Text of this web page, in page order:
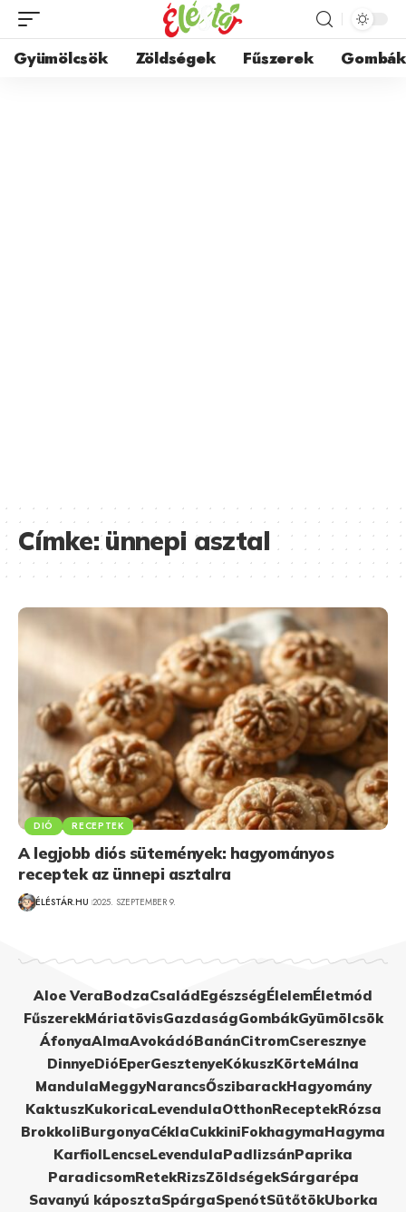
Gyümölcsök Zöldségek Fűszerek Gombák
Címke:ünnepi asztal
DIÓ RECEPTEK
A legjobb diós sütemények: hagyományos
receptek az ünnepi asztalra
ÉLÉSTÁR.HU 2025. SZEPTEMBER 9.
Aloe VeraBodzaCsaládEgészségÉlelemÉletmód
FűszerekMáriatövisGazdaságGombákGyümölcsök
ÁfonyaAlmaAvokádóBanánCitromCseresznye
DinnyeDióEperGesztenyeKókuszKörteMálna
MandulaMeggyNarancsŐszibarackHagyomány
KaktuszKukoricaLevendulaOtthonReceptekRózsa
BrokkoliBurgonyaCéklaCukkiniFokhagymaHagyma
KarfiolLencseLevendulaPadlizsánPaprika
ParadicsomRetekRizsZöldségekSárgarépa
Savanyú káposztaSpárgaSpenótSütőtökUborka